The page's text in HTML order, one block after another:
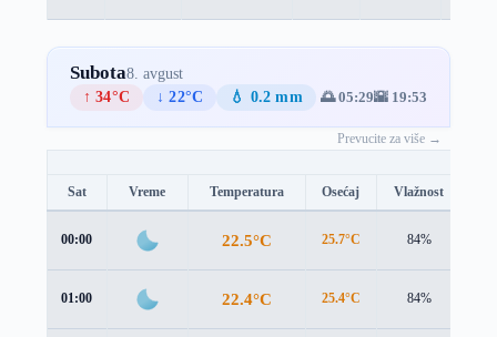
Subota8. avgust
↑ 34°C
↓ 22°C 💧 0.2 mm 🌅 05:29🌇 19:53
Prevucite za više →
Sat Vreme Temperatura Osećaj Vlažnost
00:00 22.5°C 25.7°C 84%
01:00 22.4°C 25.4°C 84%